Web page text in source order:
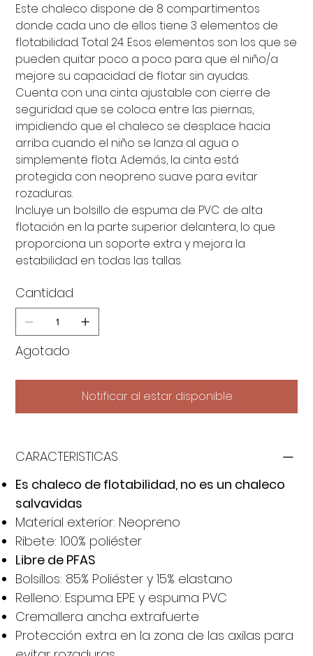
Este chaleco dispone de 8 compartimentos
donde cada uno de ellos tiene 3 elementos de
flotabilidad. Total 24. Esos elementos son los que se
pueden quitar poco a poco para que el niño/a
mejore su capacidad de flotar sin ayudas.
Cuenta con una cinta ajustable con cierre de
seguridad que se coloca entre las piernas,
impidiendo que el chaleco se desplace hacia
arriba cuando el niño se lanza al agua o
simplemente flota. Además, la cinta está
protegida con neopreno suave para evitar
rozaduras.
Incluye un bolsillo de espuma de PVC de alta
flotación en la parte superior delantera, lo que
proporciona un soporte extra y mejora la
estabilidad en todas las tallas.
Cantidad
Agotado
Notificar al estar disponible
CARACTERISTICAS
Es chaleco de flotabilidad, no es un chaleco
salvavidas
Material exterior: Neopreno
Ribete: 100% poliéster
Libre de PFAS
Bolsillos: 85% Poliéster y 15% elastano
Relleno: Espuma EPE y espuma PVC
Cremallera ancha extrafuerte
Protección extra en la zona de las axilas para